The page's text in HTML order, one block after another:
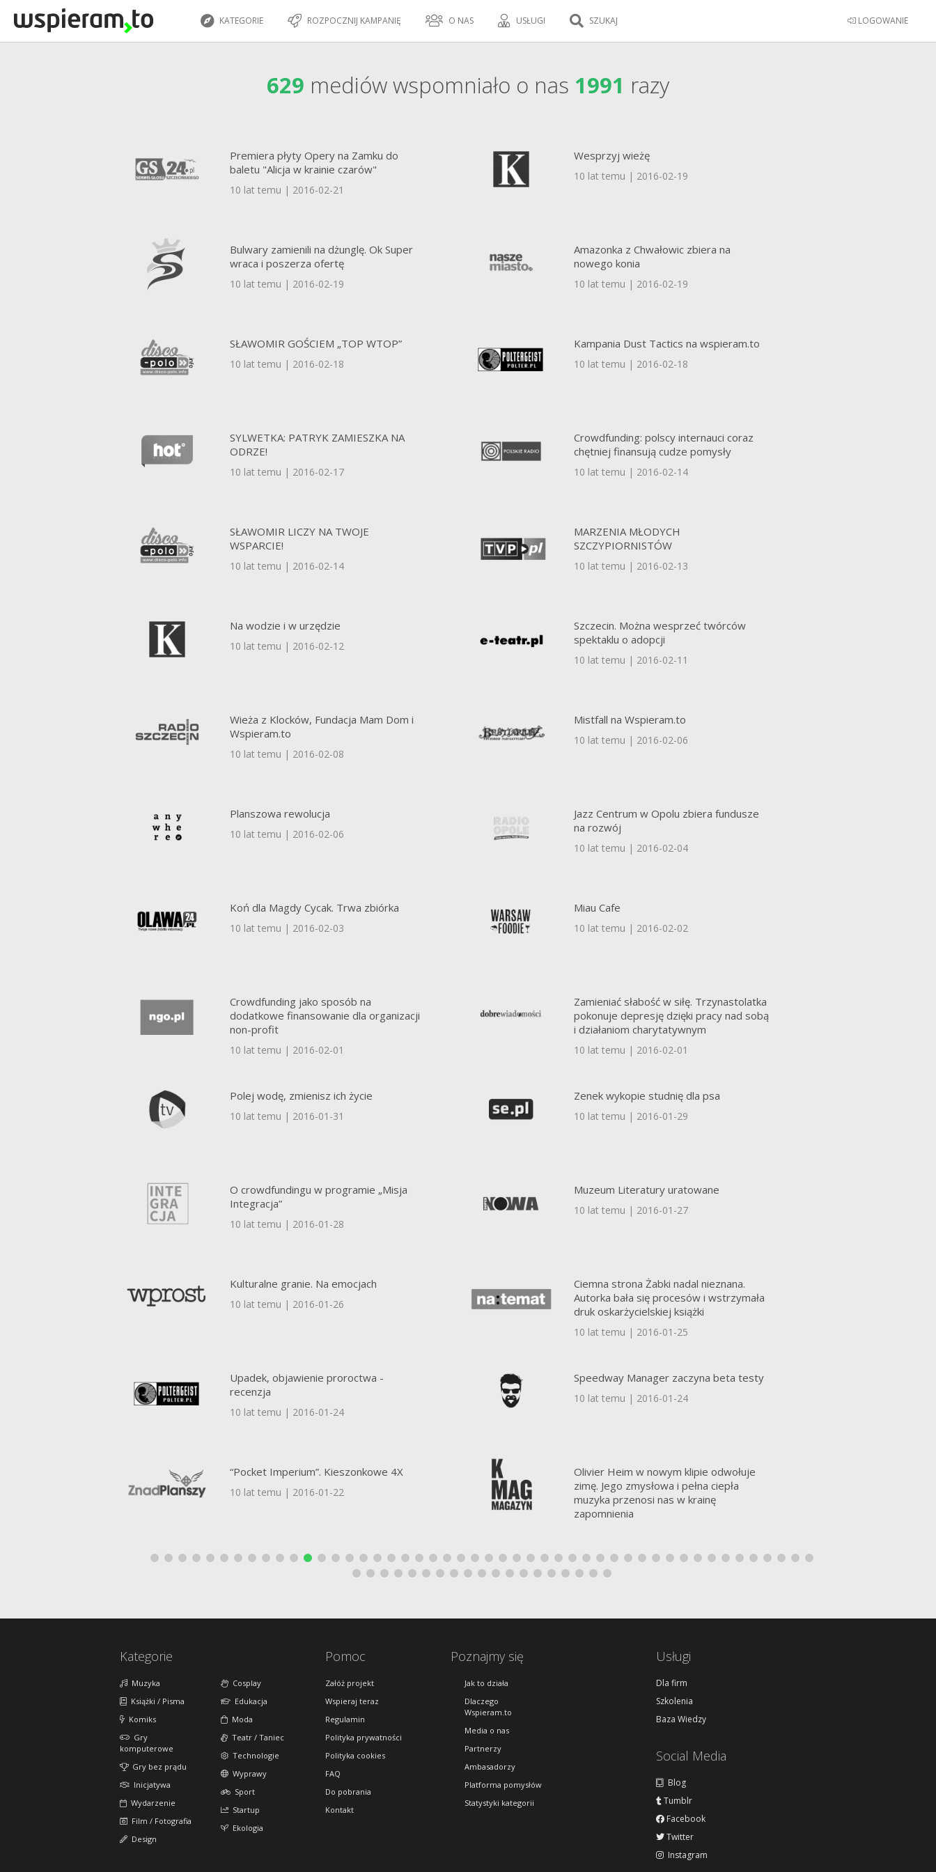
LOGOWANIE
KATEGORIE ROZPOCZNIJ KAMPANIĘ O NAS USŁUGI SZUKAJ
629 mediów wspomniało o nas 1991 razy
Premiera płyty Opery na Zamku do
baletu "Alicja w krainie czarów"
10 lat temu | 2016-02-21
Wesprzyj wieżę
10 lat temu | 2016-02-19
Bulwary zamienili na dżunglę. Ok Super
wraca i poszerza ofertę
10 lat temu | 2016-02-19
Amazonka z Chwałowic zbiera na
nowego konia
10 lat temu | 2016-02-19
SŁAWOMIR GOŚCIEM „TOP WTOP”
10 lat temu | 2016-02-18
Kampania Dust Tactics na wspieram.to
10 lat temu | 2016-02-18
SYLWETKA: PATRYK ZAMIESZKA NA
ODRZE!
10 lat temu | 2016-02-17
Crowdfunding: polscy internauci coraz
chętniej finansują cudze pomysły
10 lat temu | 2016-02-14
SŁAWOMIR LICZY NA TWOJE
WSPARCIE!
10 lat temu | 2016-02-14
MARZENIA MŁODYCH
SZCZYPIORNISTÓW
10 lat temu | 2016-02-13
Na wodzie i w urzędzie
10 lat temu | 2016-02-12
Szczecin. Można wesprzeć twórców
spektaklu o adopcji
10 lat temu | 2016-02-11
Wieża z Klocków, Fundacja Mam Dom i
Wspieram.to
10 lat temu | 2016-02-08
Mistfall na Wspieram.to
10 lat temu | 2016-02-06
Planszowa rewolucja
10 lat temu | 2016-02-06
Jazz Centrum w Opolu zbiera fundusze
na rozwój
10 lat temu | 2016-02-04
Koń dla Magdy Cycak. Trwa zbiórka
10 lat temu | 2016-02-03
Miau Cafe
10 lat temu | 2016-02-02
Crowdfunding jako sposób na
dodatkowe finansowanie dla organizacji
non-profit
10 lat temu | 2016-02-01
Zamieniać słabość w siłę. Trzynastolatka
pokonuje depresję dzięki pracy nad sobą
i działaniom charytatywnym
10 lat temu | 2016-02-01
Polej wodę, zmienisz ich życie
10 lat temu | 2016-01-31
Zenek wykopie studnię dla psa
10 lat temu | 2016-01-29
O crowdfundingu w programie „Misja
Integracja”
10 lat temu | 2016-01-28
Muzeum Literatury uratowane
10 lat temu | 2016-01-27
Kulturalne granie. Na emocjach
10 lat temu | 2016-01-26
Ciemna strona Żabki nadal nieznana.
Autorka bała się procesów i wstrzymała
druk oskarżycielskiej książki
10 lat temu | 2016-01-25
Upadek, objawienie proroctwa -
recenzja
10 lat temu | 2016-01-24
Speedway Manager zaczyna beta testy
10 lat temu | 2016-01-24
“Pocket Imperium”. Kieszonkowe 4X
10 lat temu | 2016-01-22
Olivier Heim w nowym klipie odwołuje
zimę. Jego zmysłowa i pełna ciepła
muzyka przenosi nas w krainę
zapomnienia
Kategorie
Muzyka
Książki / Pisma
Komiks
Gry
komputerowe
Gry bez prądu
Inicjatywa
Wydarzenie
Film / Fotografia
Design
Cosplay
Edukacja
Moda
Teatr / Taniec
Technologie
Wyprawy
Sport
Startup
Ekologia
Pomoc
Załóż projekt
Wspieraj teraz
Regulamin
Polityka prywatności
Polityka cookies
FAQ
Do pobrania
Kontakt
Poznajmy się
Jak to działa
Dlaczego
Wspieram.to
Media o nas
Partnerzy
Ambasadorzy
Platforma pomysłów
Statystyki kategorii
Usługi
Dla firm
Szkolenia
Baza Wiedzy
Social Media
Blog
Tumblr
Facebook
Twitter
Instagram